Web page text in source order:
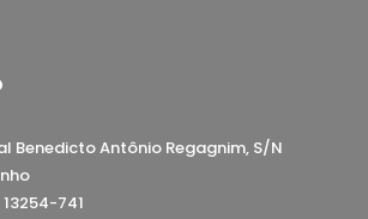
Benedicto Antônio Regagnim, S/N
741